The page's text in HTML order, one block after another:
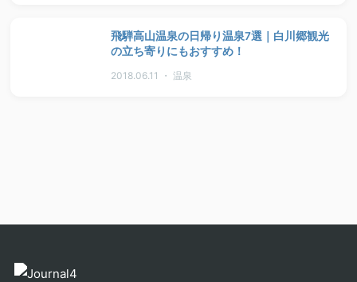
飛騨高山温泉の日帰り温泉7選｜白川郷観光
の立ち寄りにもおすすめ！
2018.06.11 ・ 温泉